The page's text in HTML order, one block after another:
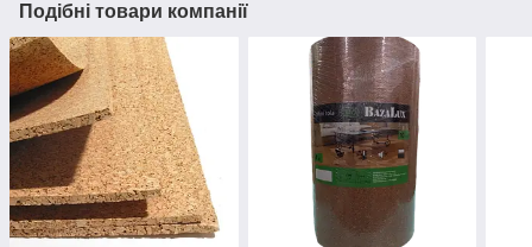
Подібні товари компанії